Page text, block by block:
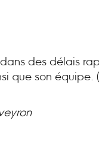
des délais
que son équipe.